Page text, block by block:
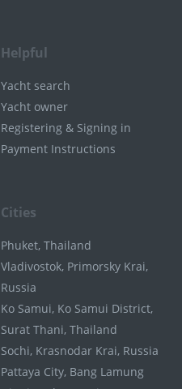
Helpful
Yacht search
Yacht owner
Registering & Signing in
Payment Instructions
Cities
Phuket, Thailand
Vladivostok, Primorsky Krai,
Russia
Ko Samui, Ko Samui District,
Surat Thani, Thailand
Sochi, Krasnodar Krai, Russia
Pattaya City, Bang Lamung